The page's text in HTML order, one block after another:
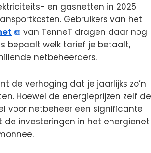
en gasnetten in 2025
Gebruikers van het
van TenneT dragen daar nog
bepaalt welk tarief je betaalt,
netbeheerders.
de verhoging dat je jaarlijks zo’n
Hoewel de energieprijzen zelf de
voor netbeheer een significante
de investeringen in het energienet